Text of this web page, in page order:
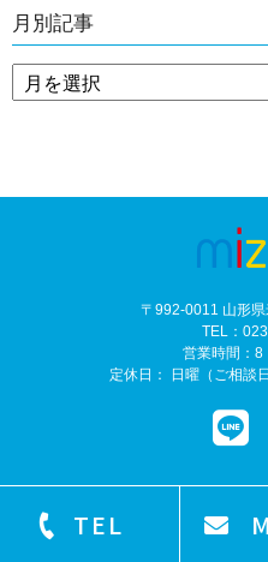
月別記事
TEL
〒992-0011 山形
TEL：
営業時間：8
定休日： 日曜（ご相談